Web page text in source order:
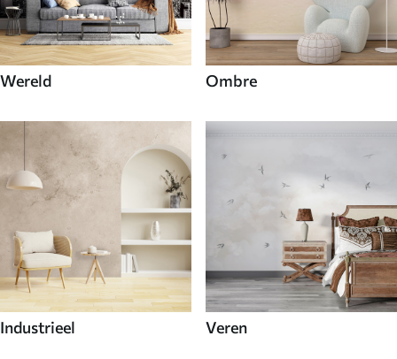
Wereld Ombre
Industrieel Veren